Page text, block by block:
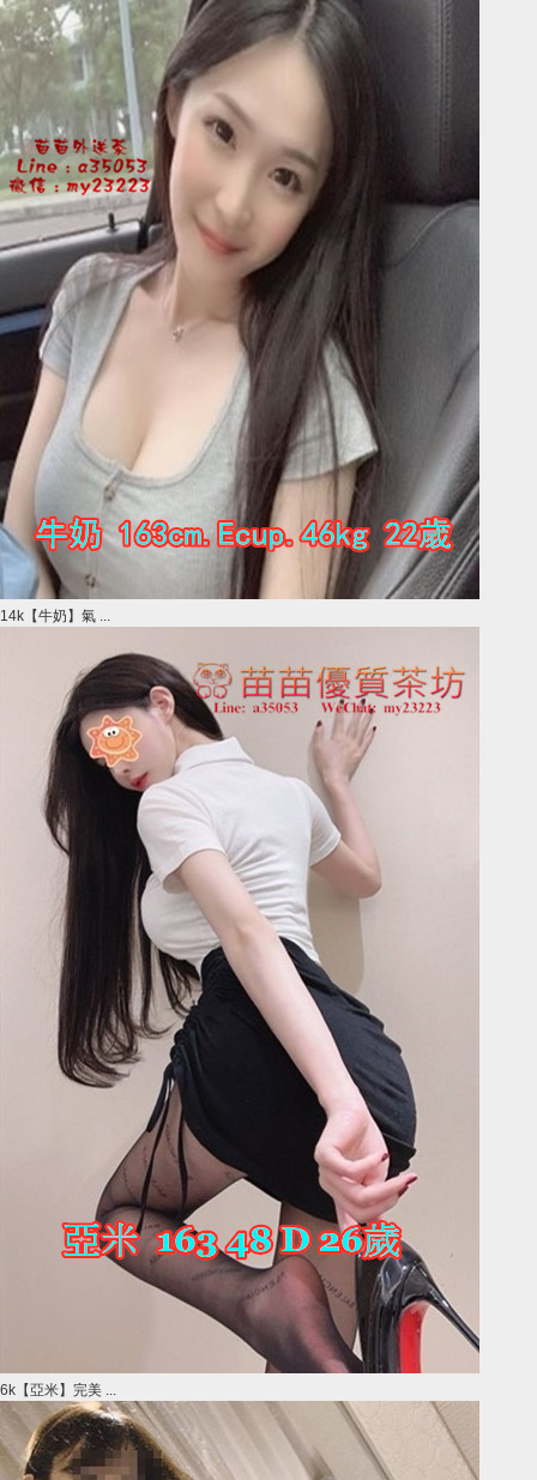
14k【牛奶】氣 ...
6k【亞米】完美 ...